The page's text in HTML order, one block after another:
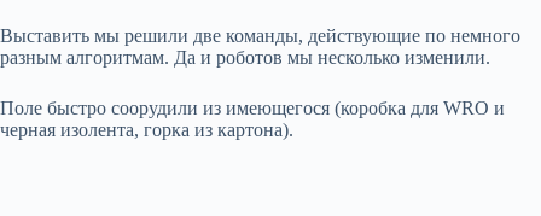
Выставить мы решили две команды, действующие по немного
разным алгоритмам. Да и роботов мы несколько изменили.
Поле быстро соорудили из имеющегося (коробка для WRO и
черная изолента, горка из картона).